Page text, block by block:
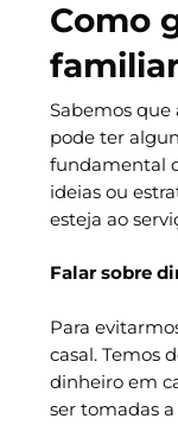
Como
Sabemos que
pode ter
fundamental
ideias ou
esteja ao
Falar sobre
Para
casal. Temos
dinheiro em
ser tomadas